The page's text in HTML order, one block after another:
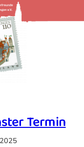
Termin